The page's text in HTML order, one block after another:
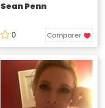
Sean Penn
0 Comparer